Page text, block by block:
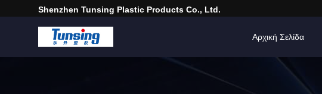
Shenzhen Tunsing Plastic Products Co., Ltd.
Αρχική Σελίδα